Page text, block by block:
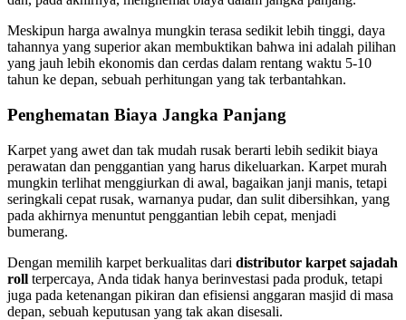
Meskipun harga awalnya mungkin terasa sedikit lebih tinggi, daya
tahannya yang superior akan membuktikan bahwa ini adalah pilihan
yang jauh lebih ekonomis dan cerdas dalam rentang waktu 5-10
tahun ke depan, sebuah perhitungan yang tak terbantahkan.
Penghematan Biaya Jangka Panjang
Karpet yang awet dan tak mudah rusak berarti lebih sedikit biaya
perawatan dan penggantian yang harus dikeluarkan. Karpet murah
mungkin terlihat menggiurkan di awal, bagaikan janji manis, tetapi
seringkali cepat rusak, warnanya pudar, dan sulit dibersihkan, yang
pada akhirnya menuntut penggantian lebih cepat, menjadi
bumerang.
Dengan memilih karpet berkualitas dari distributor karpet sajadah
roll terpercaya, Anda tidak hanya berinvestasi pada produk, tetapi
juga pada ketenangan pikiran dan efisiensi anggaran masjid di masa
depan, sebuah keputusan yang tak akan disesali.